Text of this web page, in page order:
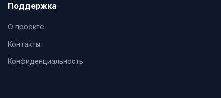
Поддержка
О проекте
Контакты
Конфиденциальность